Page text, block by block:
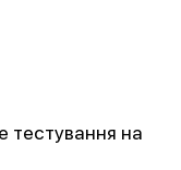
тестування на